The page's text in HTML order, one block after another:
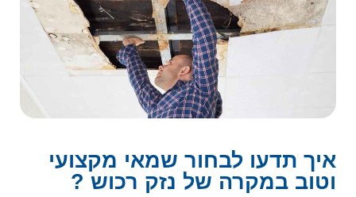
איך תדעו לבחור שמאי מקצועי
וטוב במקרה של נזק רכוש ?